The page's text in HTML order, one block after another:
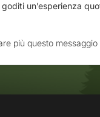
goditi un’esperienza
più questo messaggio